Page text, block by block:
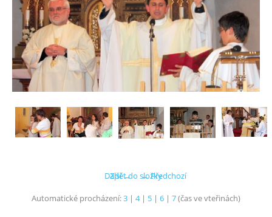
← Předchozí
Další →
Zpět do složky
Automatické procházení:3 | 4| 5 | 6 | 7(čas ve vteřinách)